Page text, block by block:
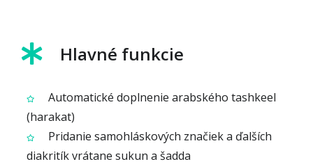
Hlavné funkcie
Automatické doplnenie arabského tashkeel
(harakat)
Pridanie samohláskových značiek a ďalších
diakritík vrátane sukun a šadda